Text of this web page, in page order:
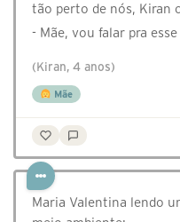
tão perto de nós, Kiran
- Mãe, vou falar pra
(Kiran, 4 anos)
Mãe
Maria Valentina lendo